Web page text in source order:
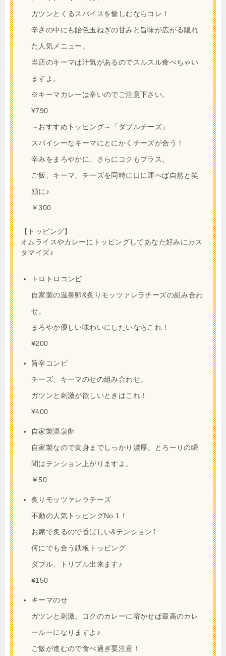
ガツンとくるスパイスを愉しむならコレ！
辛さの中にも飴色玉ねぎの甘みと旨味が広がる隠れ
た人気メニュー。
当店のキーマは汁気があるのでスルスル食べちゃい
ますよ。
※キーマカレーは辛いのでご注意下さい。
¥790
～おすすめトッピング～「ダブルチーズ」
スパイシーなキーマにとにかくチーズが合う！
辛みをまろやかに、さらにコクもプラス。
ご飯、キーマ、チーズを同時に口に運べば自然と笑
顔に♪
￥300
【トッピング】
オムライスやカレーにトッピングしてあなた好みにカス
タマイズ♪
トロトロコンビ
自家製の温泉卵&炙りモッツァレラチーズの組み合わ
せ。
まろやか優しい味わいにしたいならこれ！
¥200
旨辛コンビ
チーズ、キーマのせの組み合わせ。
ガツンと刺激が欲しいときはこれ！
¥400
自家製温泉卵
自家製なので黄身までしっかり濃厚。とろーりの瞬
間はテンション上がりますよ。
￥50
炙りモッツァレラチーズ
不動の人気トッピングNo.1！
お席で炙るので香ばしい&テンション⤴︎
何にでも合う鉄板トッピング
ダブル、トリプル出来ます♪
¥150
キーマのせ
ガツンと刺激。コクのカレーに溶かせば最高のカレ
ールーになりますよ♪
ご飯が進むので食べ過ぎ要注意！